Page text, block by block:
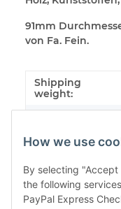
91mm
von Fa. Fein.
Shipping
weight:
How we use
By selecting
the following
PayPal Express